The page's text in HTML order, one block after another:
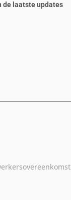
de laatste updates